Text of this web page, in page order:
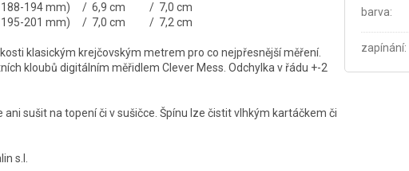
188-194 mm) / 6,9 cm / 7,0 cm
195-201 mm) / 7,0 cm / 7,2 cm
klasickým krejčovským metrem pro co nejpřesnější měření.
kloubů digitálním měřidlem Clever Mess. Odchylka v řádu +-2
ani sušit na topení či v sušičce. Špínu lze čistit vlhkým kartáčkem či
s.l.
barva:
zapínání: